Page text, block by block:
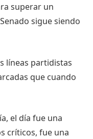
superar un
sigue siendo
líneas partidistas
que cuando
el día fue una
críticos, fue una